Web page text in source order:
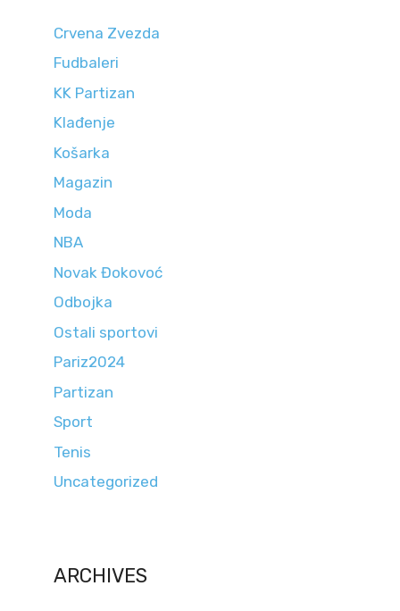
Crvena Zvezda
Fudbaleri
KK Partizan
Klađenje
Košarka
Magazin
Moda
NBA
Novak Đokovoć
Odbojka
Ostali sportovi
Pariz2024
Partizan
Sport
Tenis
Uncategorized
ARCHIVES